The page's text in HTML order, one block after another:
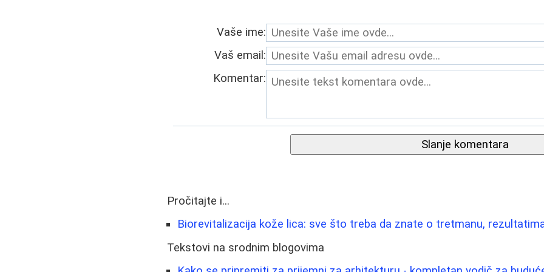
Vaše ime:
Vaš email:
Komentar:
Slanje komentara
Pročitajte i...
Biorevitalizacija kože lica: sve što treba da znate o tretmanu,
Tekstovi na srodnim blogovima